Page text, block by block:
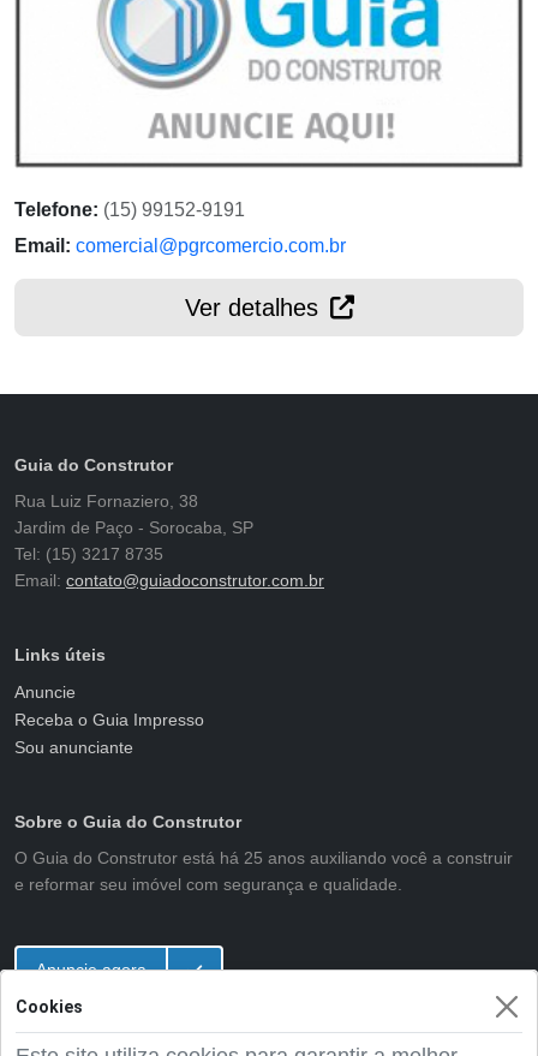
Telefone: (15) 99152-9191
Email: comercial@pgrcomercio.com.br
Ver detalhes
Guia do Construtor
Rua Luiz Fornaziero, 38
Jardim de Paço - Sorocaba, SP
Tel: (15) 3217 8735
Email: contato@guiadoconstrutor.com.br
Links úteis
Anuncie
Receba o Guia Impresso
Sou anunciante
Sobre o Guia do Construtor
O Guia do Construtor está há 25 anos auxiliando você a construir
e reformar seu imóvel com segurança e qualidade.
Anuncie agora
Cookies